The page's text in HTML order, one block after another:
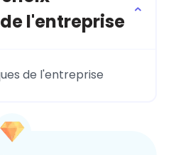
l'entreprise
de l'entreprise